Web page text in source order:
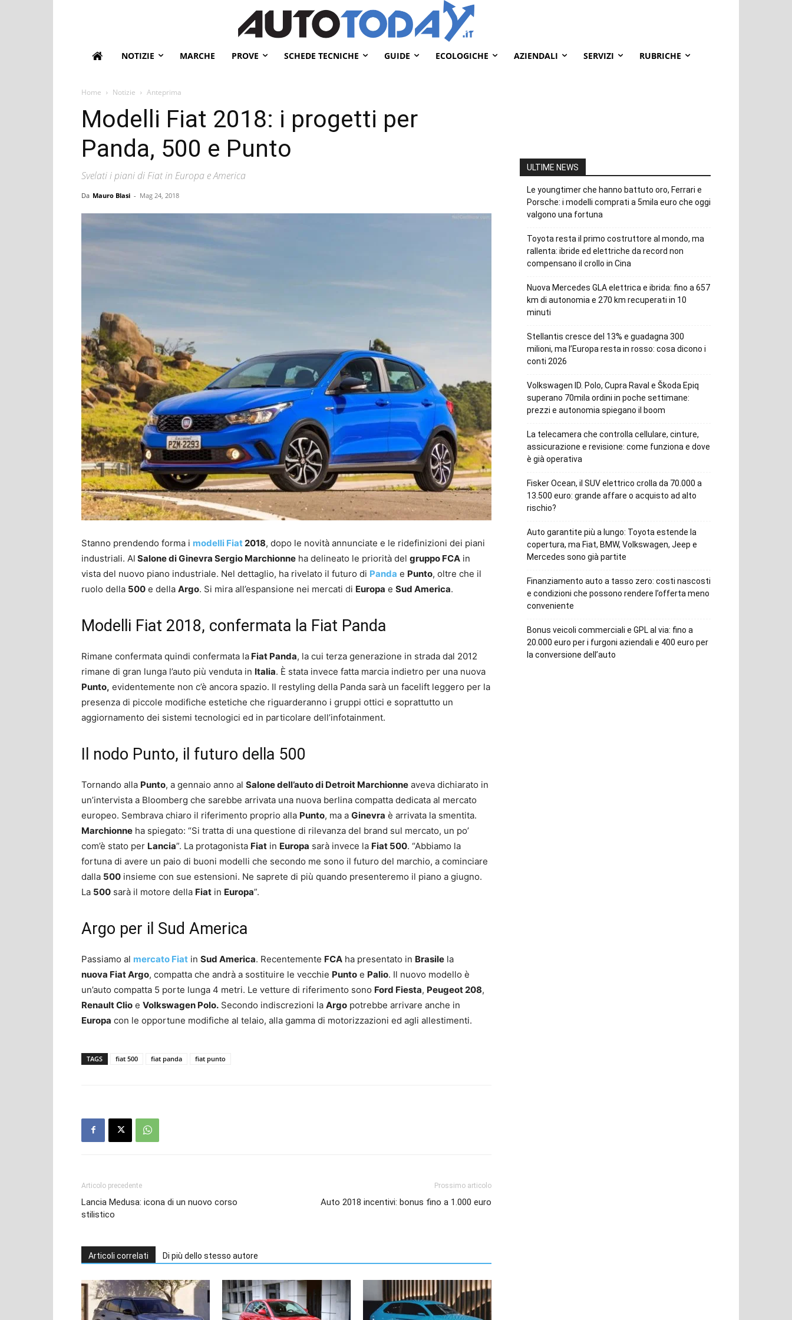
NOTIZIE MARCHE PROVE SCHEDE TECNICHE GUIDE ECOLOGICHE AZIENDALI SERVIZI RUBRICHE
Home Notizie Anteprima
Modelli Fiat 2018: i progetti per
Panda, 500 e Punto
Svelati i piani di Fiat in Europa e America
Da Mauro Blasi - Mag 24, 2018
Stanno prendendo forma i modelli Fiat 2018, dopo le novità annunciate e le ridefinizioni dei piani
industriali. Al Salone di Ginevra Sergio Marchionne ha delineato le priorità del gruppo FCA in
vista del nuovo piano industriale. Nel dettaglio, ha rivelato il futuro di Panda e Punto, oltre che il
ruolo della 500 e della Argo. Si mira all’espansione nei mercati di Europa e Sud America.
Modelli Fiat 2018, confermata la Fiat Panda
Rimane confermata quindi confermata la Fiat Panda, la cui terza generazione in strada dal 2012
rimane di gran lunga l’auto più venduta in Italia. È stata invece fatta marcia indietro per una nuova
Punto, evidentemente non c’è ancora spazio. Il restyling della Panda sarà un facelift leggero per la
presenza di piccole modifiche estetiche che riguarderanno i gruppi ottici e soprattutto un
aggiornamento dei sistemi tecnologici ed in particolare dell’infotainment.
Il nodo Punto, il futuro della 500
Tornando alla Punto, a gennaio anno al Salone dell’auto di Detroit Marchionne aveva dichiarato in
un’intervista a Bloomberg che sarebbe arrivata una nuova berlina compatta dedicata al mercato
europeo. Sembrava chiaro il riferimento proprio alla Punto, ma a Ginevra è arrivata la smentita.
Marchionne ha spiegato: “Si tratta di una questione di rilevanza del brand sul mercato, un po’
com’è stato per Lancia”. La protagonista Fiat in Europa sarà invece la Fiat 500. “Abbiamo la
fortuna di avere un paio di buoni modelli che secondo me sono il futuro del marchio, a cominciare
dalla 500 insieme con sue estensioni. Ne saprete di più quando presenteremo il piano a giugno.
La 500 sarà il motore della Fiat in Europa”.
Argo per il Sud America
Passiamo al mercato Fiat in Sud America. Recentemente FCA ha presentato in Brasile la
nuova Fiat Argo, compatta che andrà a sostituire le vecchie Punto e Palio. Il nuovo modello è
un’auto compatta 5 porte lunga 4 metri. Le vetture di riferimento sono Ford Fiesta, Peugeot 208,
Renault Clio e Volkswagen Polo. Secondo indiscrezioni la Argo potrebbe arrivare anche in
Europa con le opportune modifiche al telaio, alla gamma di motorizzazioni ed agli allestimenti.
TAGS fiat 500 fiat panda fiat punto
Articolo precedente
Lancia Medusa: icona di un nuovo corso
stilistico
Prossimo articolo
Auto 2018 incentivi: bonus fino a 1.000 euro
Articoli correlati Di più dello stesso autore
ULTIME NEWS
Le youngtimer che hanno battuto oro, Ferrari e
Porsche: i modelli comprati a 5mila euro che oggi
valgono una fortuna
Toyota resta il primo costruttore al mondo, ma
rallenta: ibride ed elettriche da record non
compensano il crollo in Cina
Nuova Mercedes GLA elettrica e ibrida: fino a 657
km di autonomia e 270 km recuperati in 10
minuti
Stellantis cresce del 13% e guadagna 300
milioni, ma l’Europa resta in rosso: cosa dicono i
conti 2026
Volkswagen ID. Polo, Cupra Raval e Škoda Epiq
superano 70mila ordini in poche settimane:
prezzi e autonomia spiegano il boom
La telecamera che controlla cellulare, cinture,
assicurazione e revisione: come funziona e dove
è già operativa
Fisker Ocean, il SUV elettrico crolla da 70.000 a
13.500 euro: grande affare o acquisto ad alto
rischio?
Auto garantite più a lungo: Toyota estende la
copertura, ma Fiat, BMW, Volkswagen, Jeep e
Mercedes sono già partite
Finanziamento auto a tasso zero: costi nascosti
e condizioni che possono rendere l’offerta meno
conveniente
Bonus veicoli commerciali e GPL al via: fino a
20.000 euro per i furgoni aziendali e 400 euro per
la conversione dell’auto